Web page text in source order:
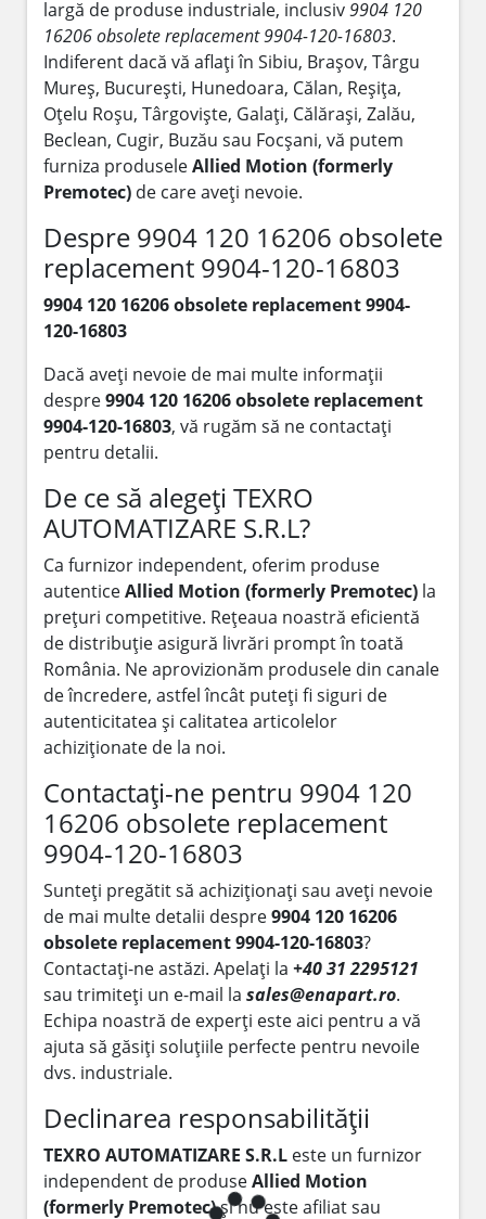
largă de produse industriale, inclusiv9904 120
16206 obsolete replacement 9904-120-16803.
Indiferent dacă vă aflați în Sibiu, Brașov, Târgu
Mureș, București, Hunedoara, Călan, Reșița,
Oțelu Roșu, Târgoviște, Galați, Călărași, Zalău,
Beclean, Cugir, Buzău sau Focșani, vă putem
furniza produseleAllied Motion (formerly
Premotec) de care aveți nevoie.
Despre 9904 120 16206 obsolete
replacement 9904-120-16803
9904 120 16206 obsolete replacement 9904-
120-16803
Dacă aveți nevoie de mai multe informații
despre9904 120 16206 obsolete replacement
9904-120-16803, vă rugăm să ne contactați
pentru detalii.
De ce să alegeți TEXRO
AUTOMATIZARE S.R.L?
Ca furnizor independent, oferim produse
autenticeAllied Motion (formerly Premotec) la
prețuri competitive. Rețeaua noastră eficientă
de distribuție asigură livrări prompt în toată
România. Ne aprovizionăm produsele din canale
de încredere, astfel încât puteți fi siguri de
autenticitatea și calitatea articolelor
achiziționate de la noi.
Contactați-ne pentru 9904 120
16206 obsolete replacement
9904-120-16803
Sunteți pregătit să achiziționați sau aveți nevoie
de mai multe detalii despre9904 120 16206
obsolete replacement 9904-120-16803?
Contactați-ne astăzi. Apelați la +40 31 2295121
sau trimiteți un e-mail la sales@enapart.ro.
Echipa noastră de experți este aici pentru a vă
ajuta să găsiți soluțiile perfecte pentru nevoile
dvs. industriale.
Declinarea responsabilității
TEXRO AUTOMATIZARE S.R.L este un furnizor
independent de produseAllied Motion
(formerly Premotec)și nu este afiliat sau